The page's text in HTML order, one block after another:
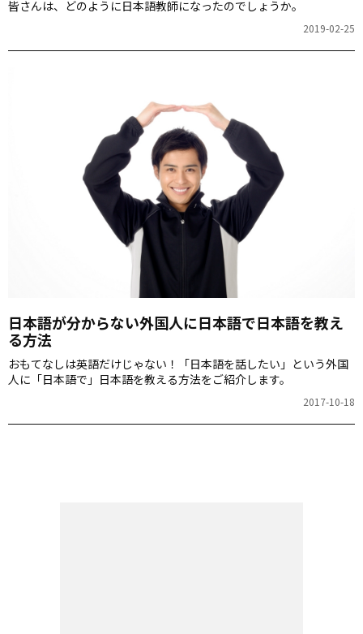
皆さんは、どのように日本語教師になったのでしょうか。
2019-02-25
日本語が分からない外国人に日本語で日本語を教え
る方法
おもてなしは英語だけじゃない！「日本語を話したい」という外国
人に「日本語で」日本語を教える方法をご紹介します。
2017-10-18